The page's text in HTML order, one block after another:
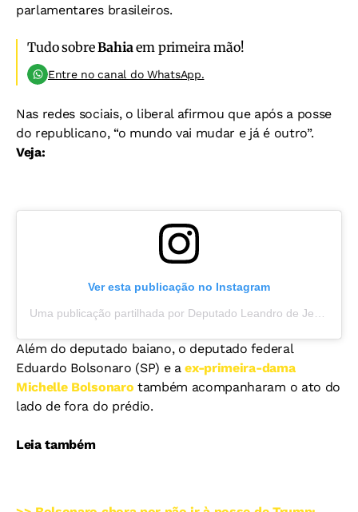
parlamentares brasileiros.
Tudo sobreBahiaem primeira mão!
Entre no canal do WhatsApp.
Nas redes sociais, o liberal afirmou que após a posse
do republicano, “o mundo vai mudar e já é outro”.
Veja:
Ver esta publicação no Instagram
Uma publicação partilhada por Deputado Leandro de Jesus (@voucomleandro)
Além do deputado baiano, o deputado federal
Eduardo Bolsonaro (SP) e aex-primeira-dama
Michelle Bolsonaro também acompanharam o ato do
lado de fora do prédio.
Leia também